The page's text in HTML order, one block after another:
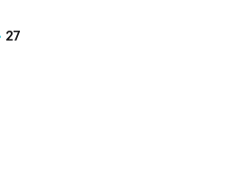
27